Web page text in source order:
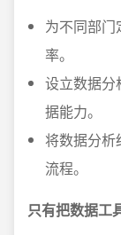
为不同部
率。
设立数据分
据能力。
将数据分析
流程。
只有把数据工